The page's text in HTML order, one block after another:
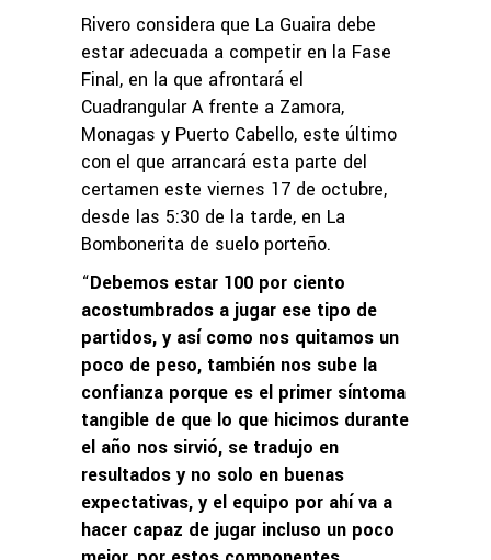
Rivero considera que La Guaira debe
estar adecuada a competir en la Fase
Final, en la que afrontará el
Cuadrangular A frente a Zamora,
Monagas y Puerto Cabello, este último
con el que arrancará esta parte del
certamen este viernes 17 de octubre,
desde las 5:30 de la tarde, en La
Bombonerita de suelo porteño.
“Debemos estar 100 por ciento
acostumbrados a jugar ese tipo de
partidos, y así como nos quitamos un
poco de peso, también nos sube la
confianza porque es el primer síntoma
tangible de que lo que hicimos durante
el año nos sirvió, se tradujo en
resultados y no solo en buenas
expectativas, y el equipo por ahí va a
hacer capaz de jugar incluso un poco